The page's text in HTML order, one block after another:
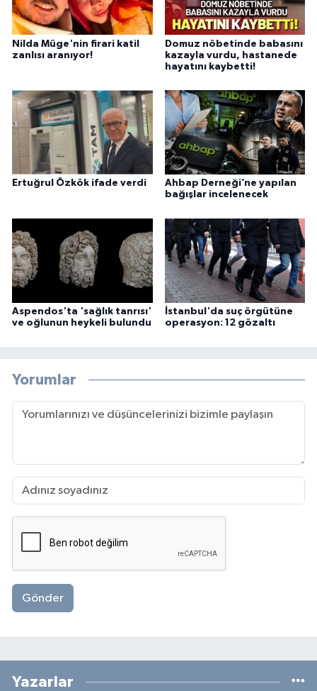
Nilda Müge'nin firari katil
zanlısı aranıyor!
Domuz nöbetinde babasını
kazayla vurdu, hastanede
hayatını kaybetti!
Ertuğrul Özkök ifade verdi
Ahbap Derneği’ne yapılan
bağışlar incelenecek
Aspendos'ta 'sağlık tanrısı'
ve oğlunun heykeli bulundu
İstanbul'da suç örgütüne
operasyon: 12 gözaltı
Yorumlar
Gönder
Yazarlar